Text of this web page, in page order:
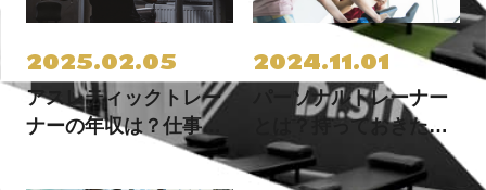
2025.02.05
アスレティックトレー
ナーの年収は？仕事内
容や将来性・給料を上
2024.11.01
パーソナルトレーナー
とは？持っておきたい
資格や年収まで徹底解
説